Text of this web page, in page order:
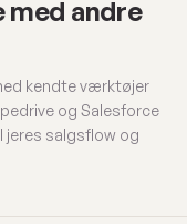
med andre
kendte værktøjer
og Salesforce
jeres salgsflow og